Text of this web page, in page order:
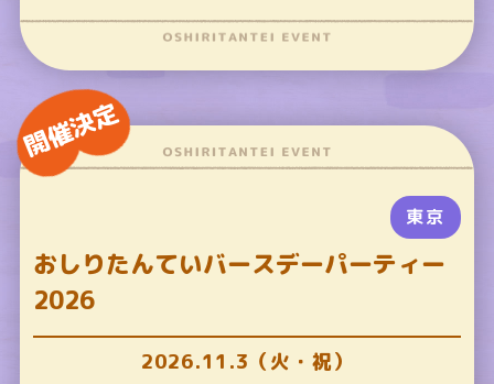
開催決定
東京
おしりたんていバースデーパーティー
2026
2026.11.3（火・祝）